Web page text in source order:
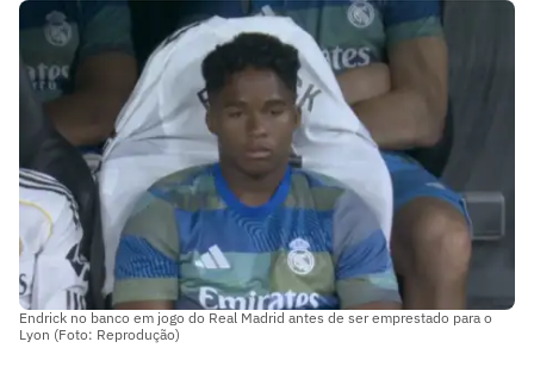
Endrick no banco em jogo do Real Madrid antes de ser emprestado para o
Lyon (Foto: Reprodução)